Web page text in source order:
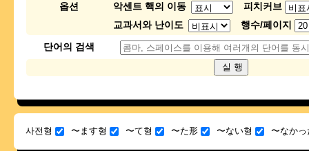
옵션
악센트 핵의 이동
피치커브
교과서와 난이도
행수/페이지
단어의 검색
사전형 〜ます형 〜て형 〜た形 〜ない형 〜なかっ